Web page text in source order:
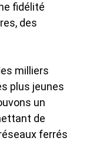
fidélité
des
milliers
plus jeunes
un
de
ferrés